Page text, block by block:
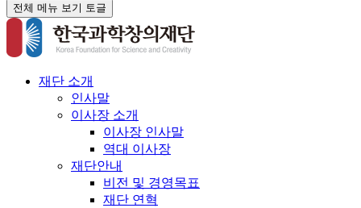
전체 메뉴 보기 토글
재단 소개
인사말
이사장 소개
이사장 인사말
역대 이사장
재단안내
비전 및 경영목표
재단 연혁